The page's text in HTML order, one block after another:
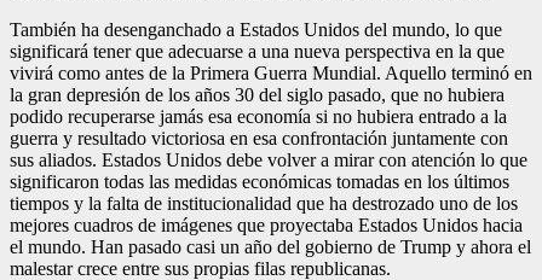
También ha desenganchado a Estados Unidos del mundo, lo que
significará tener que adecuarse a una nueva perspectiva en la que
vivirá como antes de la Primera Guerra Mundial. Aquello terminó en
la gran depresión de los años 30 del siglo pasado, que no hubiera
podido recuperarse jamás esa economía si no hubiera entrado a la
guerra y resultado victoriosa en esa confrontación juntamente con
sus aliados. Estados Unidos debe volver a mirar con atención lo que
significaron todas las medidas económicas tomadas en los últimos
tiempos y la falta de institucionalidad que ha destrozado uno de los
mejores cuadros de imágenes que proyectaba Estados Unidos hacia
el mundo. Han pasado casi un año del gobierno de Trump y ahora el
malestar crece entre sus propias filas republicanas.